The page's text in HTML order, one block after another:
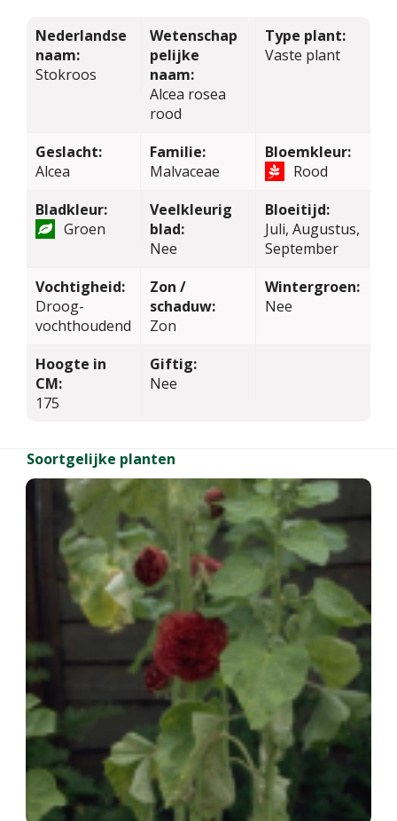
Nederlandse
naam:
Stokroos
Wetenschap
pelijke
naam:
Alcea rosea
rood
Type plant:
Vaste plant
Geslacht:
Alcea
Familie:
Malvaceae
Bloemkleur:
Rood
Bladkleur:
Groen
Veelkleurig
blad:
Nee
Bloeitijd:
Juli, Augustus,
September
Vochtigheid:
Droog-
vochthoudend
Zon /
schaduw:
Zon
Wintergroen:
Nee
Hoogte in
CM:
175
Giftig:
Nee
Soortgelijke planten